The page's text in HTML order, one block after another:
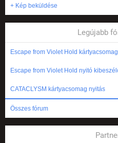
+ Kép beküldése
Legújabb
Escape from Violet Hold
Escape from Violet Hold nyitó
CATACLYSM kártyacsomag nyitás
Összes fórum